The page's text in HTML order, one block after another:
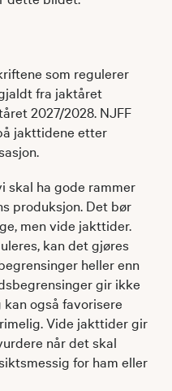
som regulerer
fra jaktåret
2027/2028. NJFF
jakttidene etter
skal ha gode rammer
produksjon. Det bør
men vide jakttider.
kan det gjøres
heller enn
gir ikke
også favorisere
Vide jakttider gir
når det skal
for ham eller